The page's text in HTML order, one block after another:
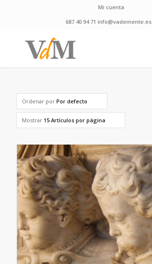
Mi cuenta
687 40 94 71 info@vademente.es
Ordenar por Por defecto
Mostrar 15 Artículos por página